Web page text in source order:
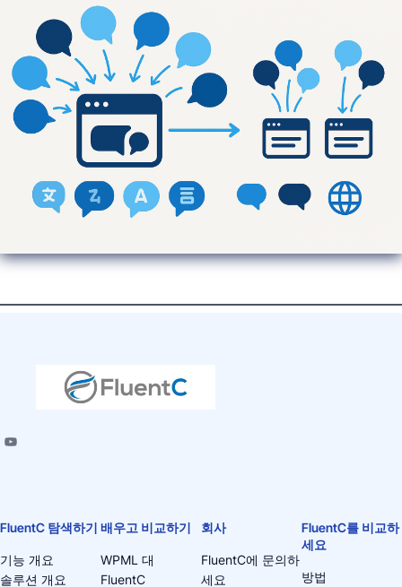
FluentC 탐색하기
기능 개요
솔루션 개요
배우고 비교하기
WPML 대
FluentC
회사
FluentC에 문의하
세요
FluentC를 비교하
세요
방법